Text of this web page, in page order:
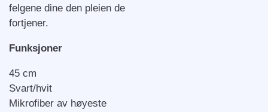
felgene dine den pleien de
fortjener.
Funksjoner
45 cm
Svart/hvit
Mikrofiber av høyeste